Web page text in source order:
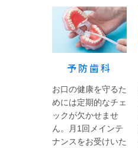
予防歯科
お口の健康を守るた
めには定期的なチェ
ックが欠かせませ
ん。月1回メインテ
ナンスをお受けいた